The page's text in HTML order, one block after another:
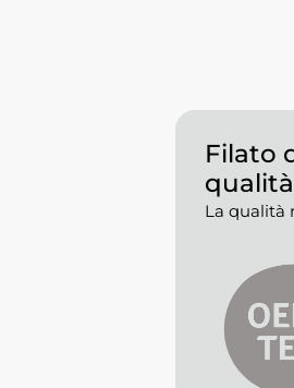
Filato
qualità
La qualità